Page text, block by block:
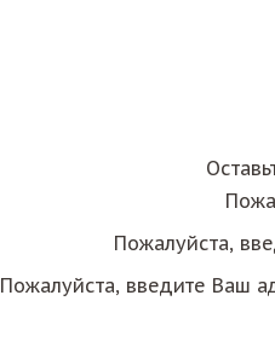
Пожалуйста,
Пожалуйста, введите Ваш